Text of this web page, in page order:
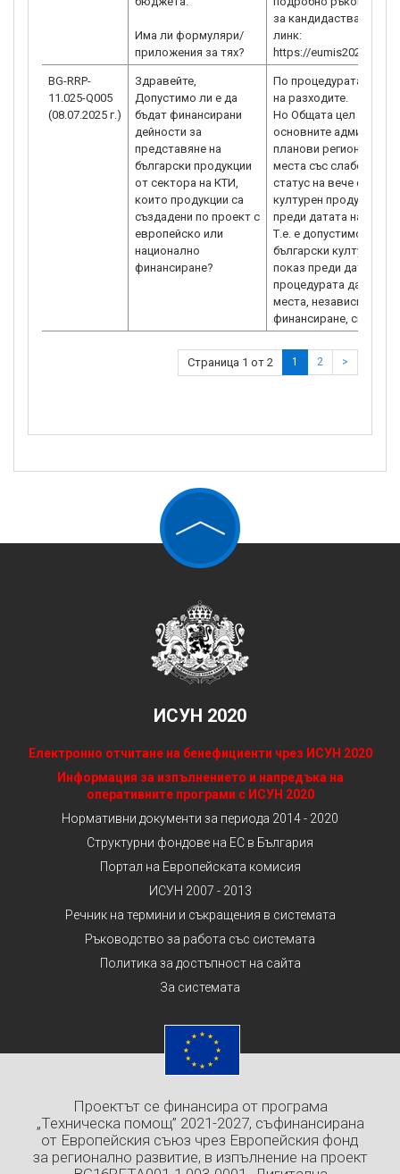
Има ли формуляри/
приложения за тях?
за кандидастване
линк:
https://
BG-RRP-
11.025-Q005
(08.07.2025 г.)
Здравейте,
Допустимо ли е да
бъдат финансирани
дейности за
представяне на
български продукции
от сектора на КТИ,
които продукции са
създадени по проект с
европейско или
национално
финансиране?
По процедурата не е
на разходите.
Но Общата цел на
основните
планови региона на
места със слабо
статус на вече
културен продукт,
преди датата на
Т.е. е допустимо вече
български културен
показ преди датата
процедурата да бъде
места, независимо от
финансиране,
Страница 1 от 2 1 2 >
ИСУН 2020
Електронно отчитане на бенефициенти чрез ИСУН 2020
Информация за изпълнението и напредъка на
оперативните програми с ИСУН 2020
Нормативни документи за периода 2014 - 2020
Структурни фондове на ЕС в България
Портал на Европейската комисия
ИСУН 2007 - 2013
Речник на термини и съкращения в системата
Ръководство за работа със системата
Политика за достъпност на сайта
За системата
Проектът се финансира от програма
„Техническа помощ” 2021-2027, съфинансирана
от Европейския съюз чрез Европейския фонд
за регионално развитие, в изпълнение на проект